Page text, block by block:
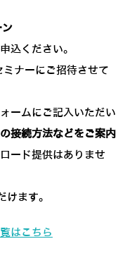
ン
込ください。
ナーにご招待させて
ームにご記入いただい
接続方法などをご案内
ード提供はありませ
ます。
はこちら